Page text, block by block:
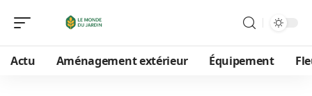
Actu Aménagement extérieur Équipement